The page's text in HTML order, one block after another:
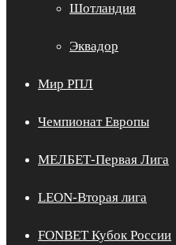
Шотландия
Эквадор
Мир РПЛ
Чемпионат Европы
МЕЛБЕТ-Первая Лига
LEON-Вторая лига
FONBET Кубок России